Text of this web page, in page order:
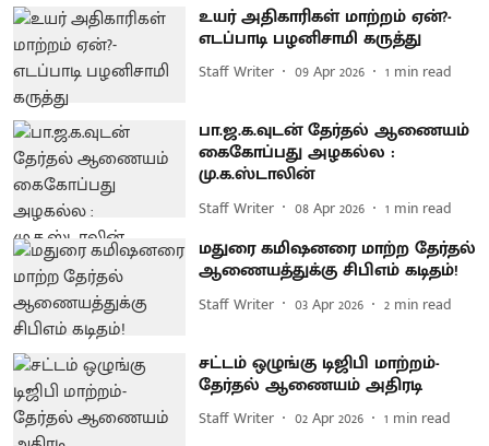
உயர் அதிகாரிகள் மாற்றம் ஏன்?-
எடப்பாடி பழனிசாமி கருத்து
Staff Writer 09 Apr 2026 1 min read
பா.ஜ.க.வுடன் தேர்தல் ஆணையம்
கைகோப்பது அழகல்ல :
மு.க.ஸ்டாலின்
Staff Writer 08 Apr 2026 1 min read
மதுரை கமிஷனரை மாற்ற தேர்தல்
ஆணையத்துக்கு சிபிஎம் கடிதம்!
Staff Writer 03 Apr 2026 2 min read
சட்டம் ஒழுங்கு டிஜிபி மாற்றம்-
தேர்தல் ஆணையம் அதிரடி
Staff Writer 02 Apr 2026 1 min read